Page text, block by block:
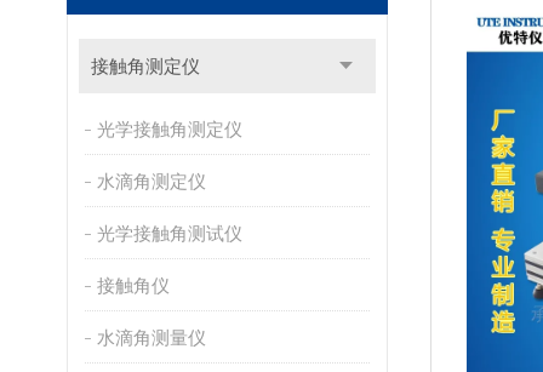
接触角测定仪
光学接触角测定仪
水滴角测定仪
光学接触角测试仪
接触角仪
水滴角测量仪